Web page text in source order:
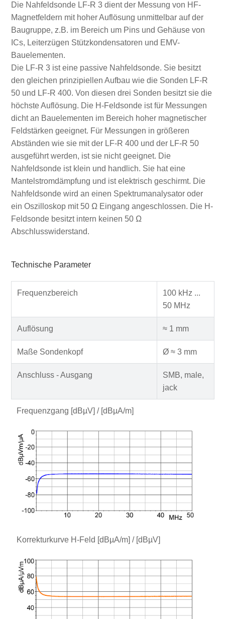
Die Nahfeldsonde LF-R 3 dient der Messung von HF-
Magnetfeldern mit hoher Auflösung unmittelbar auf der
Baugruppe, z.B. im Bereich um Pins und Gehäuse von
ICs, Leiterzügen Stützkondensatoren und EMV-
Bauelementen.
Die LF-R 3 ist eine passive Nahfeldsonde. Sie besitzt
den gleichen prinzipiellen Aufbau wie die Sonden LF-R
50 und LF-R 400. Von diesen drei Sonden besitzt sie die
höchste Auflösung. Die H-Feldsonde ist für Messungen
dicht an Bauelementen im Bereich hoher magnetischer
Feldstärken geeignet. Für Messungen in größeren
Abständen wie sie mit der LF-R 400 und der LF-R 50
ausgeführt werden, ist sie nicht geeignet. Die
Nahfeldsonde ist klein und handlich. Sie hat eine
Mantelstromdämpfung und ist elektrisch geschirmt. Die
Nahfeldsonde wird an einen Spektrumanalysator oder
ein Oszilloskop mit 50 Ω Eingang angeschlossen. Die H-
Feldsonde besitzt intern keinen 50 Ω
Abschlusswiderstand.
Technische Parameter
Frequenzbereich
100 kHz ...
50 MHz
Auflösung ≈ 1 mm
Maße Sondenkopf Ø ≈ 3 mm
Anschluss - Ausgang
SMB, male,
jack
Frequenzgang [dBµV] / [dBµA/m]
Korrekturkurve H-Feld [dBµA/m] / [dBµV]